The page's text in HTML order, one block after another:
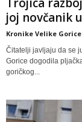
Trojica
joj novčanik
Kronike Velike Gorice
Čitatelji javljaju da se
Gorice dogodila
goričkog...